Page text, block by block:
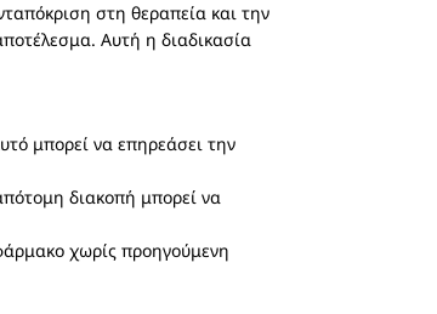
στη θεραπεία και την
Αυτή η διαδικασία
μπορεί να επηρεάσει την
διακοπή μπορεί να
χωρίς προηγούμενη